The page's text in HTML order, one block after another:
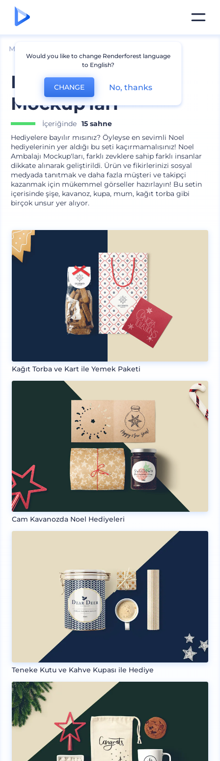
Mockuplar
Noel Ambalajı
Mockup'ları
İçeriğinde 15 sahne
Hediyelere bayılır mısınız? Öyleyse en sevimli Noel
hediyelerinin yer aldığı bu seti kaçırmamalısınız! Noel
Ambalajı Mockup'ları, farklı zevklere sahip farklı insanlar
dikkate alınarak geliştirildi. Ürün ve fikirlerinizi sosyal
medyada tanıtmak ve daha fazla müşteri ve takipçi
kazanmak için mükemmel görseller hazırlayın! Bu setin
içerisinde şişe, kavanoz, kupa, mum, kağıt torba gibi
birçok unsur yer alıyor.
Kağıt Torba ve Kart ile Yemek Paketi
Cam Kavanozda Noel Hediyeleri
Teneke Kutu ve Kahve Kupası ile Hediye
Would you like to change Renderforest language
to English?
CHANGE No, thanks